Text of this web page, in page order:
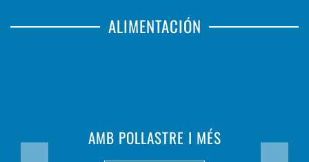
ALIMENTACIÓN
AMB POLLASTRE I MÉS